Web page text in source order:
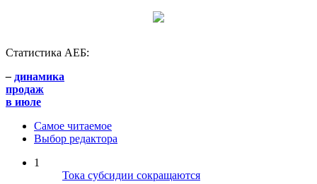
Статистика АЕБ:
– динамика
продаж
в июле
Самое читаемое
Выбор редактора
1
Тока субсидии сокращаются